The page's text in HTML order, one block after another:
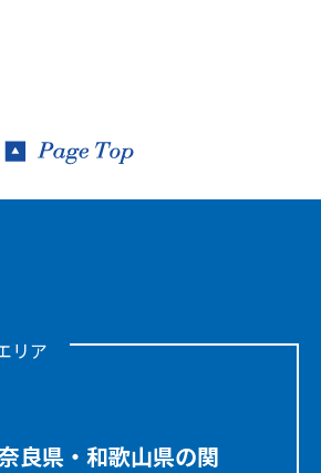
リア
良県・和歌山県の関